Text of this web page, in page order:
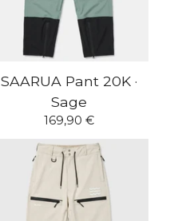
SAARUA Pant 20K ·
Sage
169,90 €